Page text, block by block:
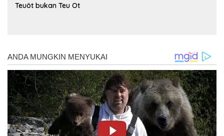
Teuöt bukan Teu Ot